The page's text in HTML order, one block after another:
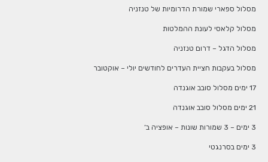
מסלול ספארי שמורת הדרומיות של טנזניה
מסלול קלאסי לעונת ההמלטות
מסלול הדגל – דרום טנזניה
מסלול בעקבות חציית העדרים לחודשים יולי – אוקטובר
17 ימים מסלול סובב אוגנדה
21 ימים מסלול סובב אוגנדה
3 ימים – 3 שמורות שונות – אופציה ב’
3 ימים בסרנגטי